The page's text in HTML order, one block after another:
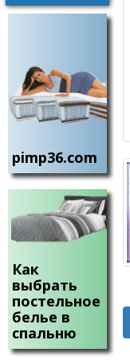
pimp36.com
Как
выбрать
постельное
белье в
спальню